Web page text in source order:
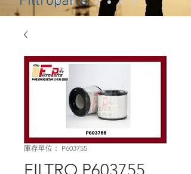
庫存單位： P603755